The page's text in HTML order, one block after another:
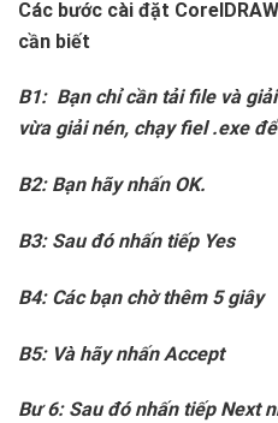
Các bước cài đặt
cần biết
B1: Bạn chỉ cần tải file và
vừa giải nén, chạy fiel .exe
B2: Bạn hãy nhấn OK.
B3: Sau đó nhấn tiếp Yes
B4: Các bạn chờ thêm 5 giây
B5: Và hãy nhấn Accept
Bư 6: Sau đó nhấn tiếp Next